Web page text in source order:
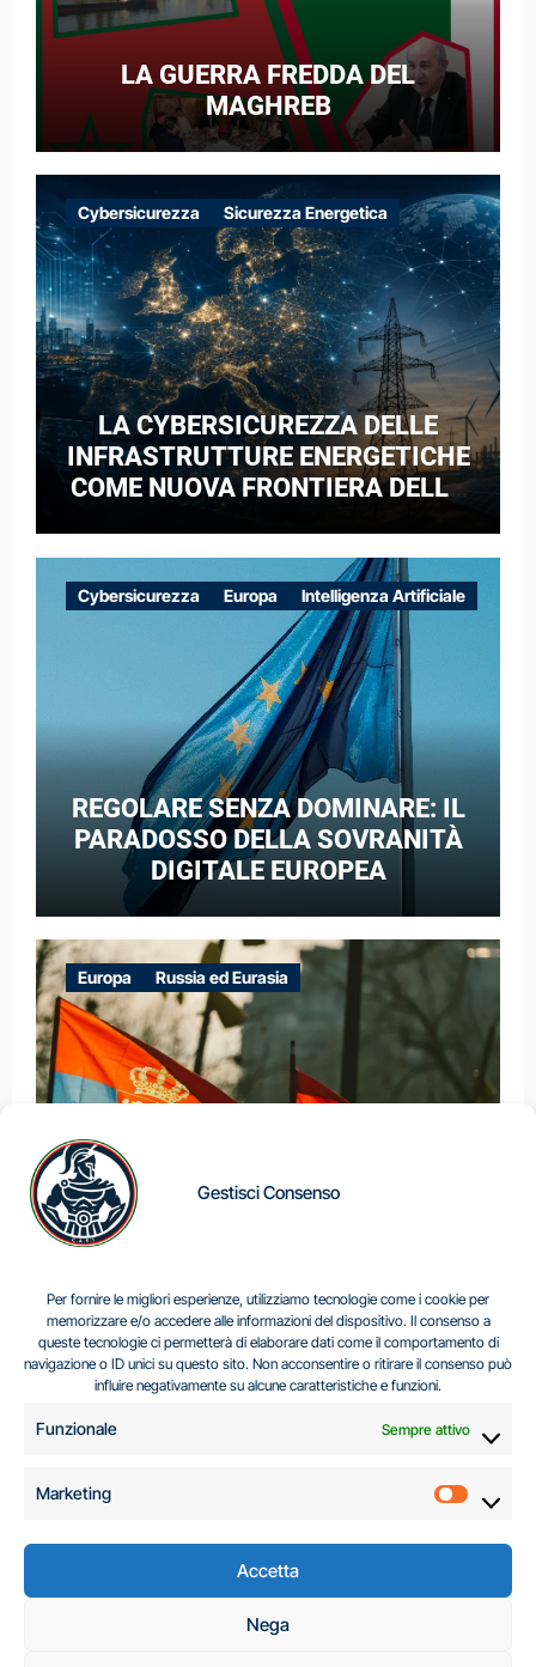
Gestisci Consenso
Per fornire le migliori esperienze, utilizziamo tecnologie come i cookie per
memorizzare e/o accedere alle informazioni del dispositivo. Il consenso a
queste tecnologie ci permetterà di elaborare dati come il comportamento di
navigazione o ID unici su questo sito. Non acconsentire o ritirare il consenso può
influire negativamente su alcune caratteristiche e funzioni.
Funzionale Sempre attivo
Marketing
Accetta
Nega
LA GUERRA FREDDA DEL
MAGHREB
Cybersicurezza Sicurezza Energetica
LA CYBERSICUREZZA DELLE
INFRASTRUTTURE ENERGETICHE
COME NUOVA FRONTIERA DELLA
CASO DELLE RETI ELETTRICHE
EUROPEE NEL CONTESTO DELLA
GUERRA IBRIDA
Cybersicurezza Europa Intelligenza Artificiale
REGOLARE SENZA DOMINARE: IL
PARADOSSO DELLA SOVRANITÀ
DIGITALE EUROPEA
Europa Russia ed Eurasia
Centro Analisi e Studi Italus © Tutti i diritti riservati
C.A.S.I. – Centro